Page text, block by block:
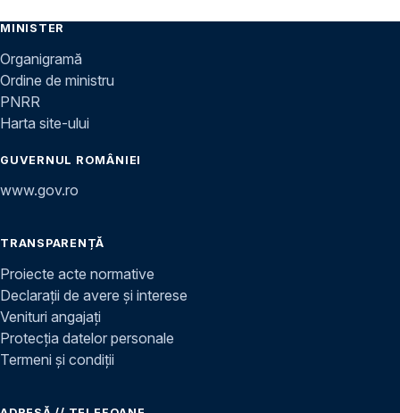
MINISTER
Organigramă
Ordine de ministru
PNRR
Harta site-ului
GUVERNUL ROMÂNIEI
www.gov.ro
TRANSPARENȚĂ
Proiecte acte normative
Declarații de avere și interese
Venituri angajați
Protecția datelor personale
Termeni și condiții